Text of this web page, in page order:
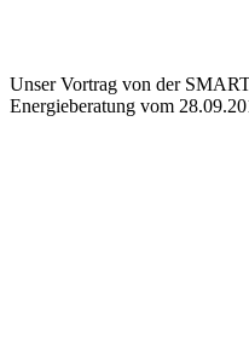
Unser Vortrag von der
Energieberatung vom